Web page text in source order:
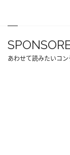
あわせて読みたいコン